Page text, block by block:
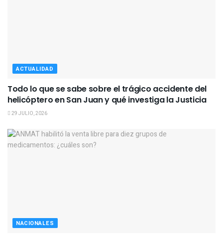
ACTUALIDAD
Todo lo que se sabe sobre el trágico accidente del
helicóptero en San Juan y qué investiga la Justicia
29 JULIO, 2026
NACIONALES